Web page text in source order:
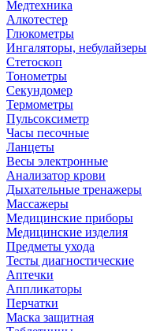
Медтехника
Алкотестер
Глюкометры
Ингаляторы, небулайзеры
Стетоскоп
Тонометры
Секундомер
Термометры
Пульсоксиметр
Часы песочные
Ланцеты
Весы электронные
Анализатор крови
Дыхательные тренажеры
Массажеры
Медицинские приборы
Медицинские изделия
Предметы ухода
Тесты диагностические
Аптечки
Аппликаторы
Перчатки
Маска защитная